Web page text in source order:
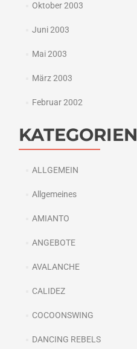
Oktober 2003
Juni 2003
Mai 2003
März 2003
Februar 2002
KATEGORIEN
ALLGEMEIN
Allgemeines
AMIANTO
ANGEBOTE
AVALANCHE
CALIDEZ
COCOONSWING
DANCING REBELS